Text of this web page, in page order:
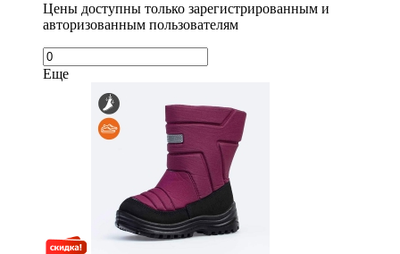
Цены доступны только зарегистрированным и
авторизованным пользователям
Еще